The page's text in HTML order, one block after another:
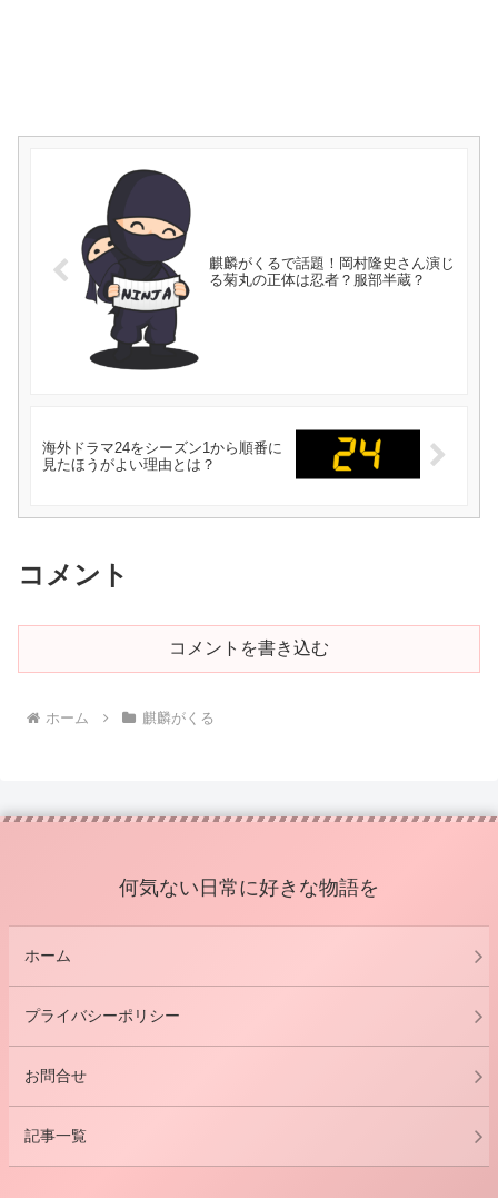
麒麟がくるで話題！岡村隆史さん演じ
る菊丸の正体は忍者？服部半蔵？
海外ドラマ24をシーズン1から順番に
見たほうがよい理由とは？
コメント
コメントを書き込む
ホーム 麒麟がくる
何気ない日常に好きな物語を
ホーム
プライバシーポリシー
お問合せ
記事一覧